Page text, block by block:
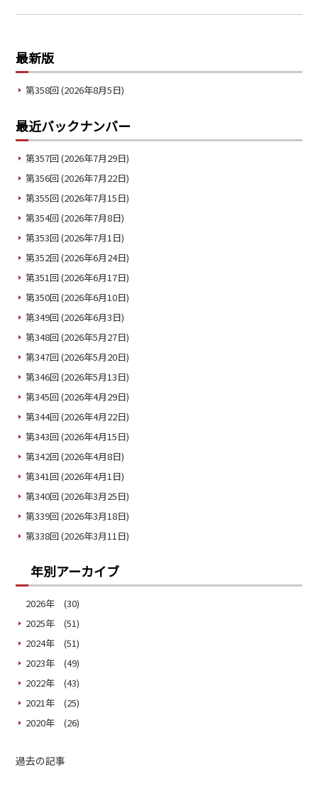
最新版
第358回 (2026年8月5日)
最近バックナンバー
第357回 (2026年7月29日)
第356回 (2026年7月22日)
第355回 (2026年7月15日)
第354回 (2026年7月8日)
第353回 (2026年7月1日)
第352回 (2026年6月24日)
第351回 (2026年6月17日)
第350回 (2026年6月10日)
第349回 (2026年6月3日)
第348回 (2026年5月27日)
第347回 (2026年5月20日)
第346回 (2026年5月13日)
第345回 (2026年4月29日)
第344回 (2026年4月22日)
第343回 (2026年4月15日)
第342回 (2026年4月8日)
第341回 (2026年4月1日)
第340回 (2026年3月25日)
第339回 (2026年3月18日)
第338回 (2026年3月11日)
年別アーカイブ
2026年 (30)
2025年 (51)
2024年 (51)
2023年 (49)
2022年 (43)
2021年 (25)
2020年 (26)
過去の記事